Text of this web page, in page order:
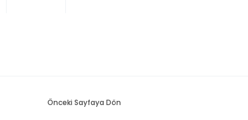
Önceki Sayfaya Dön